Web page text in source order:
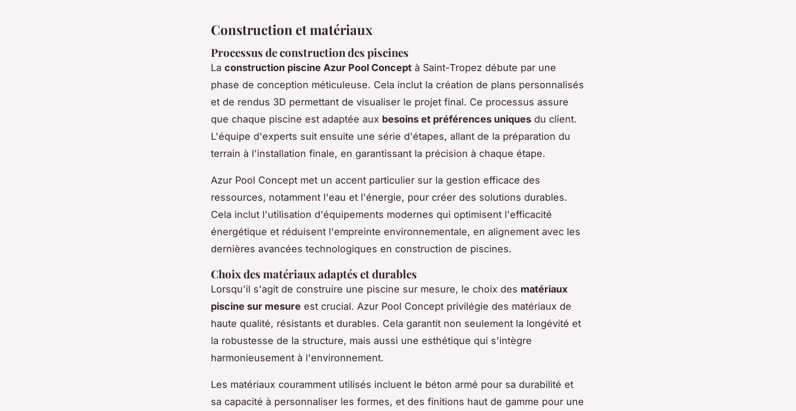
Construction et matériaux
Processus de construction des piscines
La construction piscine Azur Pool Concept à Saint-Tropez débute par une
phase de conception méticuleuse. Cela inclut la création de plans personnalisés
et de rendus 3D permettant de visualiser le projet final. Ce processus assure
que chaque piscine est adaptée aux besoins et préférences uniques du client.
L'équipe d'experts suit ensuite une série d'étapes, allant de la préparation du
terrain à l'installation finale, en garantissant la précision à chaque étape.
Azur Pool Concept met un accent particulier sur la gestion efficace des
ressources, notamment l'eau et l'énergie, pour créer des solutions durables.
Cela inclut l'utilisation d'équipements modernes qui optimisent l'efficacité
énergétique et réduisent l'empreinte environnementale, en alignement avec les
dernières avancées technologiques en construction de piscines.
Choix des matériaux adaptés et durables
Lorsqu'il s'agit de construire une piscine sur mesure, le choix des matériaux
piscine sur mesure est crucial. Azur Pool Concept privilégie des matériaux de
haute qualité, résistants et durables. Cela garantit non seulement la longévité et
la robustesse de la structure, mais aussi une esthétique qui s'intègre
harmonieusement à l'environnement.
Les matériaux couramment utilisés incluent le béton armé pour sa durabilité et
sa capacité à personnaliser les formes, et des finitions haut de gamme pour une